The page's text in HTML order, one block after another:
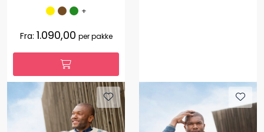
+
Fra: 1.090,00 per pakke